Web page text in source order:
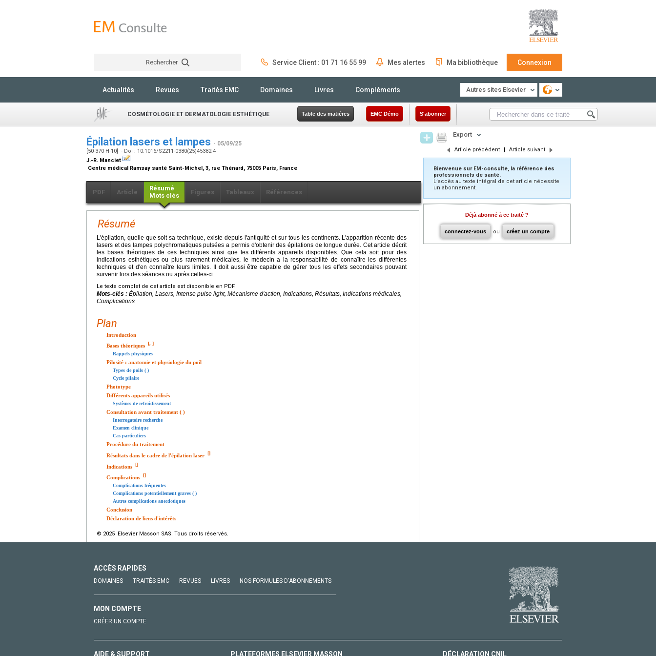
Rechercher Service Client : 01 71 16 55 99 Mes alertes Ma bibliothèque Connexion
Actualités Revues Traités EMC Domaines Livres Compléments Autres sites Elsevier
COSMÉTOLOGIE ET DERMATOLOGIE ESTHÉTIQUE Table des matières EMC Démo S'abonner
Épilation lasers et lampes - 05/09/25
[50-370-H-10] - Doi : 10.1016/S2211-0380(25)45382-4
J.-R. Manciet
Centre médical Ramsay santé Saint-Michel, 3, rue Thénard, 75005 Paris, France
PDF Article
Résumé
Mots clés
Figures Tableaux Références
Résumé
L'épilation, quelle que soit sa technique, existe depuis l'antiquité et sur tous les continents. L'apparition récente des
lasers et des lampes polychromatiques pulsées a permis d'obtenir des épilations de longue durée. Cet article décrit
les bases théoriques de ces techniques ainsi que les différents appareils disponibles. Que cela soit pour des
indications esthétiques ou plus rarement médicales, le médecin a la responsabilité de connaître les différentes
techniques et d'en connaître leurs limites. Il doit aussi être capable de gérer tous les effets secondaires pouvant
survenir lors des séances ou après celles-ci.
Le texte complet de cet article est disponible en PDF.
Mots-clés : Épilation, Lasers, Intense pulse light, Mécanisme d'action, Indications, Résultats, Indications médicales,
Complications
Plan
Introduction
Bases théoriques
[, ]
Rappels physiques
Pilosité : anatomie et physiologie du poil
Types de poils ( )
Cycle pilaire
Phototype
Différents appareils utilisés
Systèmes de refroidissement
Consultation avant traitement ( )
Interrogatoire recherche
Examen clinique
Cas particuliers
Procédure du traitement
Résultats dans le cadre de l'épilation laser []
Indications []
Complications []
Complications fréquentes
Complications potentiellement graves ( )
Autres complications anecdotiques
Conclusion
Déclaration de liens d'intérêts
© 2025 Elsevier Masson SAS. Tous droits réservés.
Export
Article précédent | Article suivant
Bienvenue sur EM-consulte, la référence des
professionnels de santé.
L’accès au texte intégral de cet article nécessite
un abonnement.
Déjà abonné à ce traité ?
connectez-vous ou créez un compte
ACCÈS RAPIDES
DOMAINES TRAITÉS EMC REVUES LIVRES NOS FORMULES D'ABONNEMENTS
MON COMPTE
CRÉER UN COMPTE
AIDE & SUPPORT PLATEFORMES ELSEVIER MASSON DÉCLARATION CNIL